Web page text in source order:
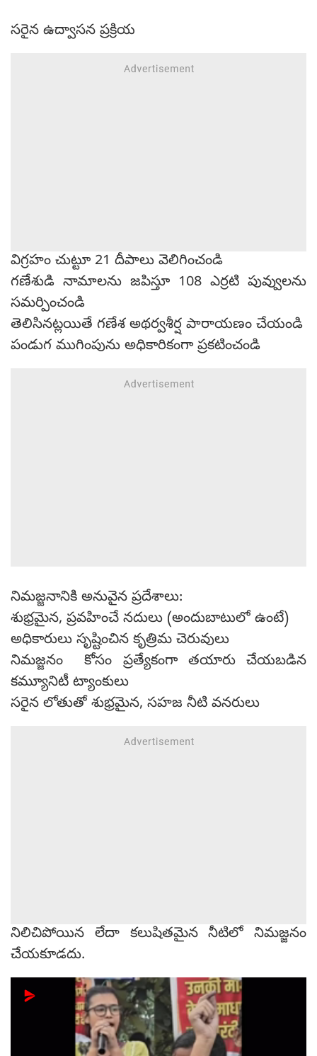
సరైన ఉద్వాసన ప్రక్రియ
విగ్రహం చుట్టూ 21 దీపాలు వెలిగించండి
గణేశుడి నామాలను జపిస్తూ 108 ఎర్రటి పువ్వులను
సమర్పించండి
తెలిసినట్లయితే గణేశ అథర్వశీర్ష పారాయణం చేయండి
పండుగ ముగింపును అధికారికంగా ప్రకటించండి
నిమజ్జనానికి అనువైన ప్రదేశాలు:
శుభ్రమైన, ప్రవహించే నదులు (అందుబాటులో ఉంటే)
అధికారులు సృష్టించిన కృత్రిమ చెరువులు
నిమజ్జనం కోసం ప్రత్యేకంగా తయారు చేయబడిన
కమ్యూనిటీ ట్యాంకులు
సరైన లోతుతో శుభ్రమైన, సహజ నీటి వనరులు
నిలిచిపోయిన లేదా కలుషితమైన నీటిలో నిమజ్జనం
చేయకూడదు.